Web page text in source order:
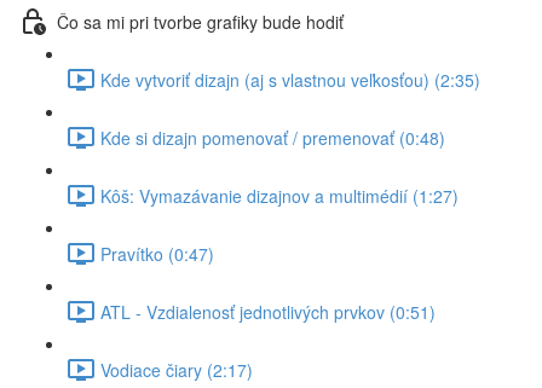
Čo sa mi pri tvorbe grafiky bude hodiť
Kde vytvoriť dizajn (aj s vlastnou veľkosťou) (2:35)
Kde si dizajn pomenovať / premenovať (0:48)
Kôš: Vymazávanie dizajnov a multimédií (1:27)
Pravítko (0:47)
ATL - Vzdialenosť jednotlivých prvkov (0:51)
Vodiace čiary (2:17)